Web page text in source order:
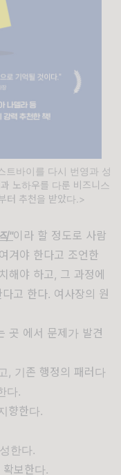
트바이를 다시 번영과 성
노하우를 다룬 비즈니스
터 추천을 받았다.>
"이라 할 정도로 사람
여겨야 한다고 조언한
해야 하고, 그 과정에
다고 한다. 여사장의 원
곳 에서 문제가 발견
, 기존 행정의 패러다
다.
향한다.
한다.
확보한다.